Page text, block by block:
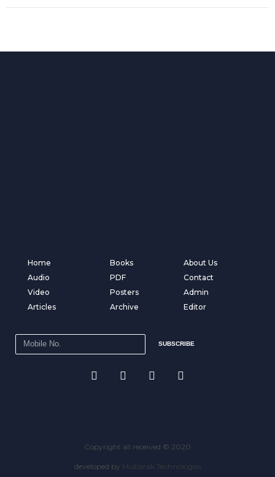
Home
Audio
Video
Articles
Books
PDF
Posters
Archive
About Us
Contact
Admin
Editor
SUBSCRIBE
Copyright all received © 2020
developed by Mubarak Technologies